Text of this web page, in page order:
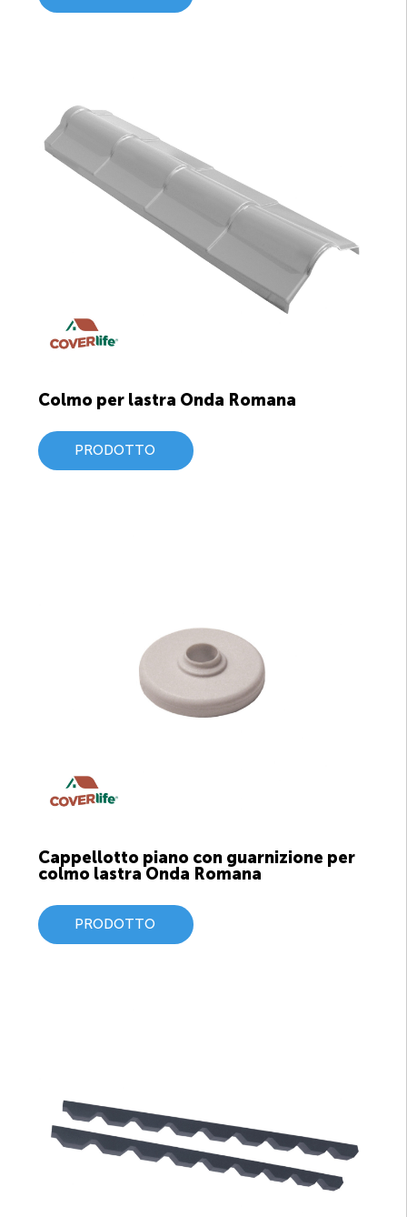
Colmo per lastra Onda Romana
PRODOTTO
Cappellotto piano con guarnizione per
colmo lastra Onda Romana
PRODOTTO